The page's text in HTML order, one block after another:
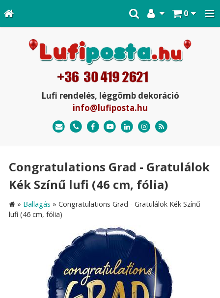
0
Lufi rendelés, léggömb dekoráció
info@lufiposta.hu
Congratulations Grad - Gratulálok
Kék Színű lufi (46 cm, fólia)
» Ballagás » Congratulations Grad - Gratulálok Kék Színű
lufi (46 cm, fólia)